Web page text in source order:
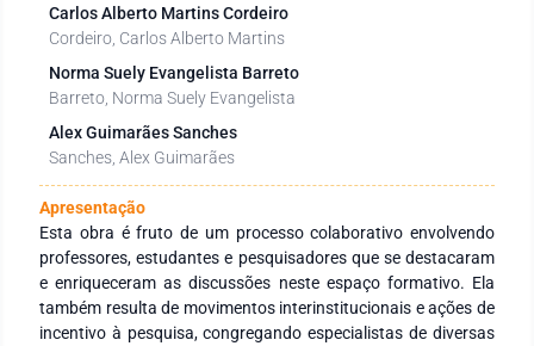
Carlos Alberto Martins Cordeiro
Cordeiro, Carlos Alberto Martins
Norma Suely Evangelista Barreto
Barreto, Norma Suely Evangelista
Alex Guimarães Sanches
Sanches, Alex Guimarães
Apresentação
Esta obra é fruto de um processo colaborativo envolvendo
professores, estudantes e pesquisadores que se destacaram
e enriqueceram as discussões neste espaço formativo. Ela
também resulta de movimentos interinstitucionais e ações de
incentivo à pesquisa, congregando especialistas de diversas